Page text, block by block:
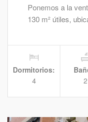
Ponemos a la
130 m² útiles,
Dormitorios:
4
2